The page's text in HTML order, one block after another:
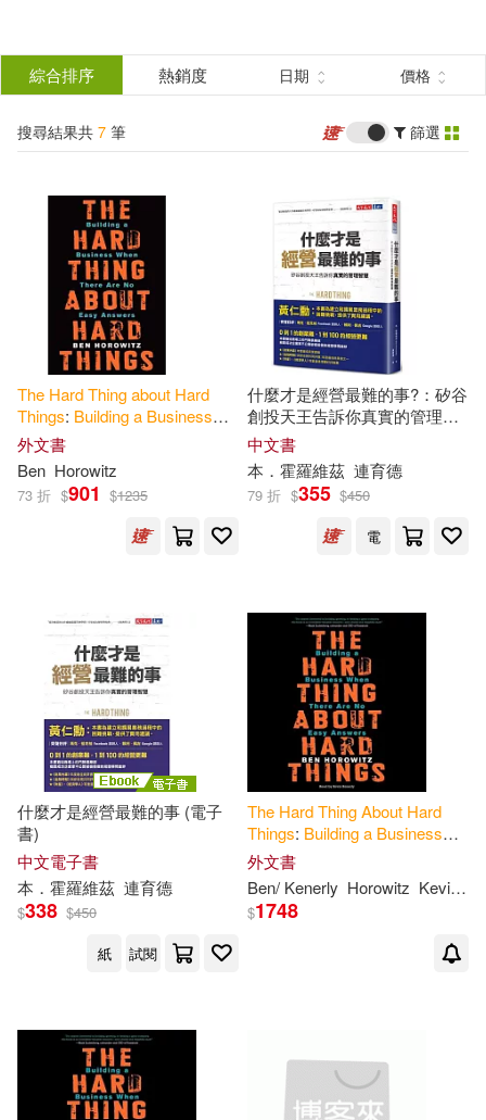
結
分類 (單選)
所有商品(7) 圖書(6)
電子書(1)
作者 (可複選)
Horowitz(3) Ben/ Kenerly(2)
Kevin (NRT)(2)
本．霍羅維茲(2)
Ctprint(1) Summary Guy(1)
The(1)
出版社 (可複選)
天下文化(2)
可港澳店取(6)
綜合排序 熱銷度 日期 價格
搜尋結果共 7 筆 篩選
The HardThingabout Hard
Things: Buildinga Business
WhenThere
Answers
外文書
Ben Horowitz
73 折 $901 $1235
什麼才是經營最難的事?：矽谷
創投天王告訴你真實的管理智
慧
中文書
本．霍羅維茲 連育德
79 折 $355 $450
電
什麼才是經營最難的事 (電子
書)
中文電子書
本．霍羅維茲 連育德
$338 $450
紙
試閱
The HardThingAbout Hard
Things: Buildinga Business
WhenThere
Answers
外文書
Ben/ Kenerly Horowitz Kevin (NRT)
$1748